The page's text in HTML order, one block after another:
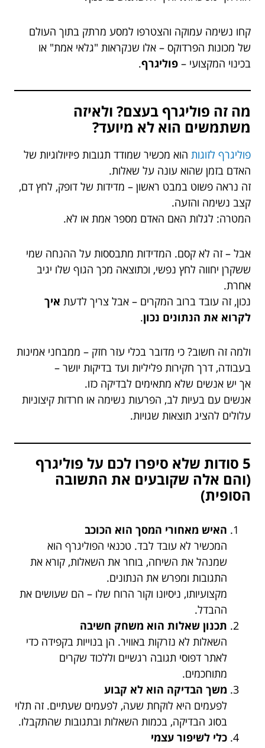
קחו נשימה עמוקה והצטרפו למסע מרתק בתוך העולם
של מכונות הפרדוקס – אלו שנקראות "גלאי אמת" או
בכינוי המקצועי – פוליגרף.
מה זה פוליגרף בעצם? ולאיזה
משתמשים הוא לא מיועד?
פוליגרף לזוגות הוא מכשיר שמודד תגובות פיזיולוגיות של
האדם בזמן שהוא עונה על שאלות.
זה נראה פשוט במבט ראשון – מדידות של דופק, לחץ דם,
קצב נשימה והזעה.
המטרה: לגלות האם האדם מספר אמת או לא.
אבל – זה לא קסם. המדידות מתבססות על ההנחה שמי
ששקרן יחווה לחץ נפשי, וכתוצאה מכך הגוף שלו יגיב
אחרת.
נכון, זה עובד ברוב המקרים – אבל צריך לדעת איך
לקרוא את הנתונים נכון.
ולמה זה חשוב? כי מדובר בכלי עזר חזק – ממבחני אמינות
בעבודה, דרך חקירות פליליות ועד בדיקות יושר –
אך יש אנשים שלא מתאימים לבדיקה כזו.
אנשים עם בעיות לב, הפרעות נשימה או חרדות קיצוניות
עלולים להציג תוצאות שגויות.
5 סודות שלא סיפרו לכם על פוליגרף
(והם אלה שקובעים את התשובה
הסופית)
האיש מאחורי המסך הוא הכוכב
המכשיר לא עובד לבד. טכנאי הפוליגרף הוא
שמנהל את השיחה, בוחר את השאלות, קורא את
התגובות ומפרש את הנתונים.
מקצועיותו, ניסיונו וקור הרוח שלו – הם שעושים את
ההבדל.
תכנון שאלות הוא משחק חשיבה
השאלות לא נזרקות באוויר. הן בנוייות בקפידה כדי
לאתר דפוסי תגובה רגשיים וללכוד שקרים
מתוחכמים.
משך הבדיקה הוא לא קבוע
לפעמים היא לוקחת שעה, לפעמים שעתיים. זה תלוי
בסוג הבדיקה, בכמות השאלות ובתגובות שהתקבלו.
כלי לשיפור עצמי